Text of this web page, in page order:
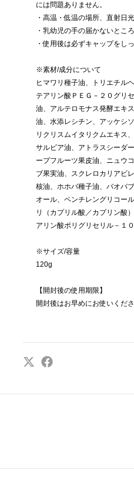
には問題ありません。
・高温・低温の場所、直射日
・乳幼児の手の届かないとこ
・使用後は必ずキャップをし
※素材/成分について
ヒマワリ種子油、トリエチル
テアリン酸ＰＥＧ－２０グリ
油、アルテロモナス発酵エキ
油、水添レシチン、アッケシ
リクリスムイタリクムエキス
サルビア油、アトラスシーダ
ープフルーツ果皮油、ニュウ
ブ果実油、スクレロカリアビ
核油、ホホバ種子油、バオバ
オール、ペンチレングリコー
リ（カプリル酸／カプリン酸
アリン酸ポリグリセリル－１
※サイズ/容量
120g
【開封後の使用期限】
開封後はお早めにお使いくださ